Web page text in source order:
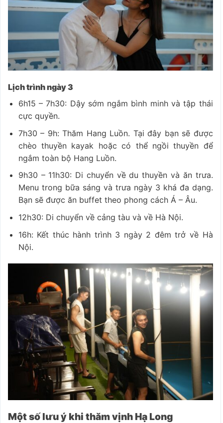
Lịch trình ngày 3
6h15 – 7h30: Dậy sớm ngắm bình minh và tập thái
cực quyền.
7h30 – 9h: Thăm Hang Luồn. Tại đây bạn sẽ được
chèo thuyền kayak hoặc có thể ngồi thuyền để
ngắm toàn bộ Hang Luồn.
9h30 – 11h30: Di chuyển về du thuyền và ăn trưa.
Menu trong bữa sáng và trưa ngày 3 khá đa dạng.
Bạn sẽ được ăn buffet theo phong cách Á – Âu.
12h30: Di chuyển về cảng tàu và về Hà Nội.
16h: Kết thúc hành trình 3 ngày 2 đêm trở về Hà
Nội.
Một số lưu ý khi thăm vịnh Hạ Long